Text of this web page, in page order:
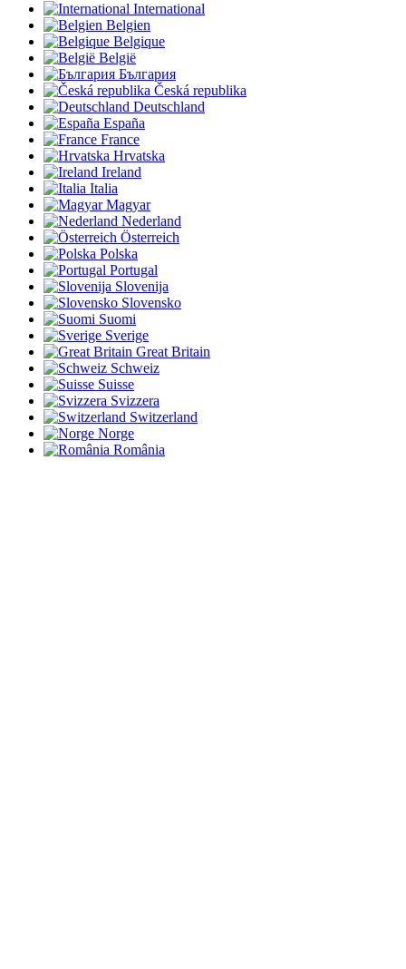
International
Belgien
Belgique
België
България
Česká republika
Deutschland
España
France
Hrvatska
Ireland
Italia
Magyar
Nederland
Österreich
Polska
Portugal
Slovenija
Slovensko
Suomi
Sverige
Great Britain
Schweiz
Suisse
Svizzera
Switzerland
Norge
România